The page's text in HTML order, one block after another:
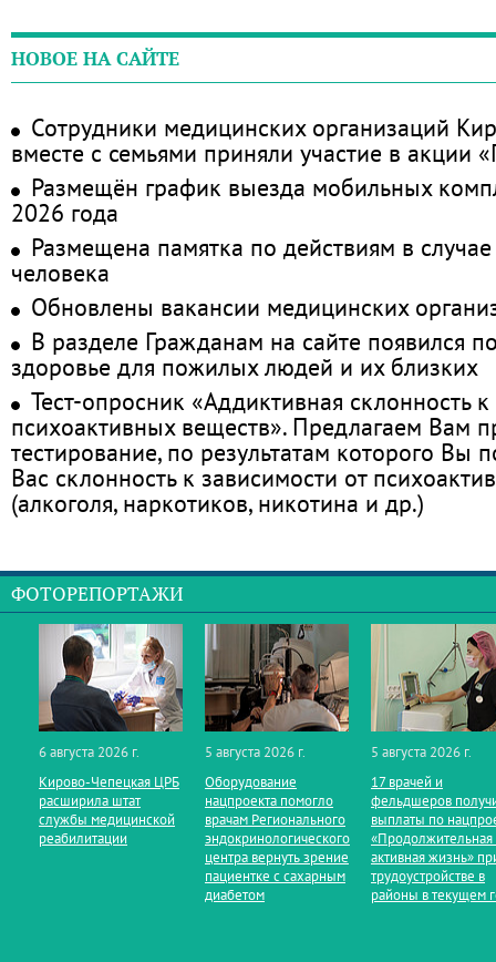
НОВОЕ НА САЙТЕ
Сотрудники медицинских организаций
вместе с семьями приняли участие в акции
Размещён график выезда мобильных
2026 года
Размещена памятка по действиям в
человека
Обновлены вакансии медицинских
В разделе Гражданам на сайте появился
здоровье для пожилых людей и их близких
Тест-опросник «Аддиктивная склонность
психоактивных веществ». Предлагаем Вам
тестирование, по результатам которого Вы
Вас склонность к зависимости от
(алкоголя, наркотиков, никотина и др.)
ФОТОРЕПОРТАЖИ
6 августа 2026 г.
Кирово‑Чепецкая ЦРБ
расширила штат
службы медицинской
реабилитации
5 августа 2026 г.
Оборудование
нацпроекта помогло
врачам Регионального
эндокринологического
центра вернуть зрение
пациентке с сахарным
диабетом
5 августа 2026 г.
17 врачей и
фельдшеров
выплаты по
«Продолжительная
активная жизнь»
трудоустройстве в
районы в текущем